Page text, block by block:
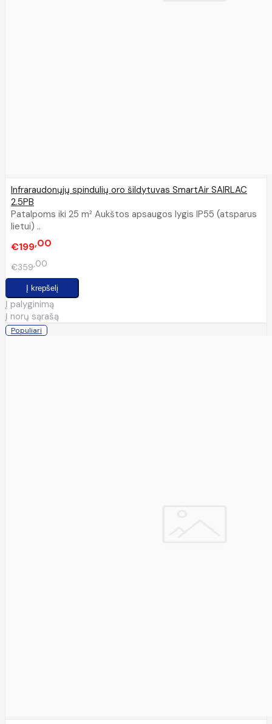
Infraraudonųjų spindulių oro šildytuvas SmartAir SAIRLAC
2.5PB
Patalpoms iki 25 m² Aukštos apsaugos lygis IP55 (atsparus
lietui) ..
€199 00
€359 00
Į palyginimą
Į norų sąrašą
Populiari